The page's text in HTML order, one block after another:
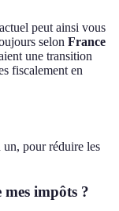
peut ainsi vous
selon France
une transition
fiscalement en
un, pour réduire les
mes impôts ?